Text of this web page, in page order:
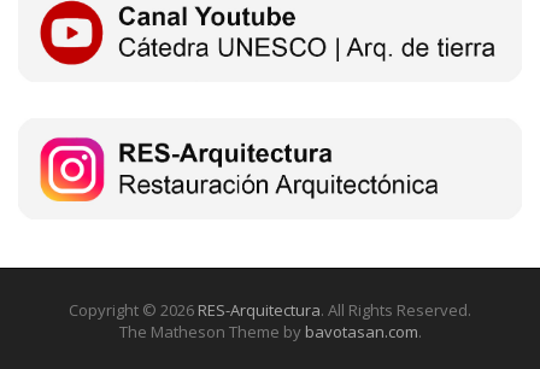
Copyright © 2026 RES-Arquitectura. All Rights Reserved.
The Matheson Theme by bavotasan.com.